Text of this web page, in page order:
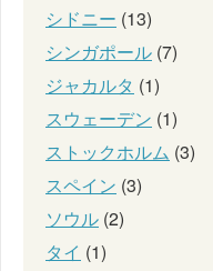
シドニー (13)
シンガポール (7)
ジャカルタ (1)
スウェーデン (1)
ストックホルム (3)
スペイン (3)
ソウル (2)
タイ (1)